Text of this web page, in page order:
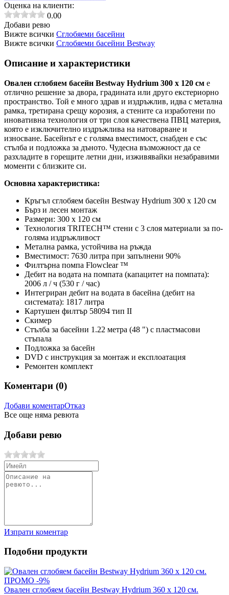
Оценка на клиенти:
0.00
Добави ревю
Вижте всички Сглобяеми басейни
Вижте всички Сглобяеми басейни Bestway
Описание и характеристики
Овален сглобяем басейн Bestway Hydrium 300 x 120 см е
отлично решение за двора, градината или друго екстериорно
пространство. Той е много здрав и издръжлив, идва с метална
рамка, третирана срещу корозия, а стените са изработени по
иновативна технология от три слоя качествена ПВЦ материя,
която е изключително издръжлива на натоварване и
износване. Басейнът е с голяма вместимост, снабден е със
стълба и подложка за дъното. Чудесна възможност да се
разхладите в горещите летни дни, изживявайки незабравими
моменти с близките си.
Основна характеристика:
Кръгъл сглобяем басейн Bestway Hydrium 300 х 120 см
Бърз и лесен монтаж
Размери: 300 х 120 см
Технология TRITECH™ стени с 3 слоя материали за по-
голяма издръжливост
Метална рамка, устойчива на ръжда
Вместимост: 7630 литра при запълнени 90%
Филтърна помпа Flowclear ™
Дебит на водата на помпата (капацитет на помпата):
2006 л / ч (530 г / час)
Интегриран дебит на водата в басейна (дебит на
системата): 1817 литра
Картушен филтър 58094 тип II
Скимер
Стълба за басейни 1.22 метра (48 ") с пластмасови
стъпала
Подложка за басейн
DVD с инструкция за монтаж и експлоатация
Ремонтен комплект
Коментари (0)
Добави коментарОтказ
Все още няма ревюта
Добави ревю
Изпрати коментар
Подобни продукти
ПРОМО -9%
Овален сглобяем басейн Bestway Hydrium 360 x 120 см.